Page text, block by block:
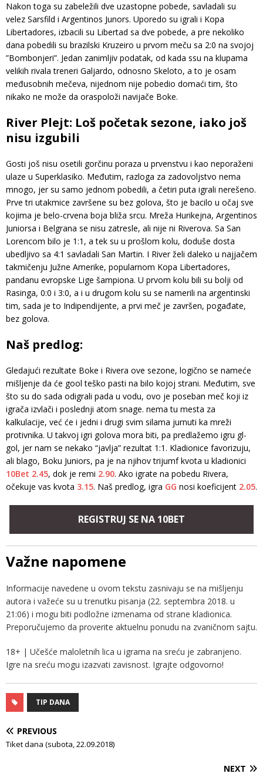
Nakon toga su zabeležili dve uzastopne pobede, savladali su
velez Sarsfild i Argentinos Junors. Uporedo su igrali i Kopa
Libertadores, izbacili su Libertad sa dve pobede, a pre nekoliko
dana pobedili su brazilski Kruzeiro u prvom meču sa 2:0 na svojoj
”Bombonjeri”. Jedan zanimljiv podatak, od kada ssu na klupama
velikih rivala treneri Galjardo, odnosno Skeloto, a to je osam
međusobnih mečeva, nijednom nije pobedio domaći tim, što
nikako ne može da oraspoloži navijače Boke.
River Plejt: Loš početak sezone, iako još
nisu izgubili
Gosti još nisu osetili gorčinu poraza u prvenstvu i kao neporaženi
ulaze u Superklasiko. Međutim, razloga za zadovoljstvo nema
mnogo, jer su samo jednom pobedili, a četiri puta igrali nerešeno.
Prve tri utakmice završene su bez golova, što je bacilo u očaj sve
kojima je belo-crvena boja bliža srcu. Mreža Hurikejna, Argentinos
Juniorsa i Belgrana se nisu zatresle, ali nije ni Riverova. Sa San
Lorencom bilo je 1:1, a tek su u prošlom kolu, doduše dosta
ubedljivo sa 4:1 savladali San Martin. I River želi daleko u najjačem
takmičenju Južne Amerike, popularnom Kopa Libertadores,
pandanu evropske Lige šampiona. U prvom kolu bili su bolji od
Rasinga, 0:0 i 3:0, a i u drugom kolu su se namerili na argentinski
tim, sada je to Indipendijente, a prvi meč je završen, pogađate,
bez golova.
Naš predlog:
Gledajući rezultate Boke i Rivera ove sezone, logično se nameće
mišljenje da će gool teško pasti na bilo kojoj strani. Međutim, sve
što su do sada odigrali pada u vodu, ovo je poseban meč koji iz
igrača izvlači i poslednji atom snage. nema tu mesta za
kalkulacije, već će i jedni i drugi svim silama jurnuti ka mreži
protivnika. U takvoj igri golova mora biti, pa predlažemo igru gl-
gol, jer nam se nekako “javlja” rezultat 1:1. Kladionice favorizuju,
ali blago, Boku Juniors, pa je na njihov trijumf kvota u kladionici
10Bet 2.45, dok je remi 2.90. Ako igrate na pobedu Rivera,
očekuje vas kvota 3.15. Naš predlog, igra GG nosi koeficijent 2.05.
REGISTRUJ SE NA 10BET
Važne napomene
Informacije navedene u ovom tekstu zasnivaju se na mišljenju
autora i važeće su u trenutku pisanja (22. septembra 2018. u
21:06) i mogu biti podložne izmenama od strane kladionica.
Preporučujemo da proverite aktuelnu ponudu na zvaničnom sajtu.
18+ | Učešće maloletnih lica u igrama na sreću je zabranjeno.
Igre na sreću mogu izazvati zavisnost. Igrajte odgovorno!
TIP DANA
PREVIOUS
Tiket dana (subota, 22.09.2018)
NEXT